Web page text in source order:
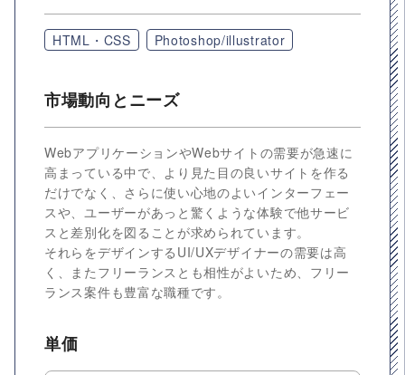
HTML・CSS Photoshop/illustrator
市場動向とニーズ
WebアプリケーションやWebサイトの需要が急速に
高まっている中で、より見た目の良いサイトを作る
だけでなく、さらに使い心地のよいインターフェー
スや、ユーザーがあっと驚くような体験で他サービ
スと差別化を図ることが求められています。
それらをデザインするUI/UXデザイナーの需要は高
く、またフリーランスとも相性がよいため、フリー
ランス案件も豊富な職種です。
単価